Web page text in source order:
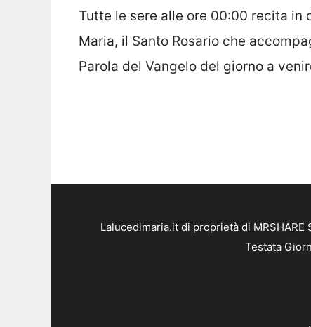
Tutte le sere alle ore 00:00 recita in
Maria, il Santo Rosario che
Parola del Vangelo del giorno a
Lalucedimaria.it di proprietà di
Testata